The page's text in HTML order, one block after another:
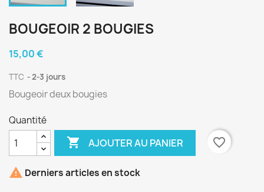
BOUGEOIR 2 BOUGIES
15,00 €
TTC 2-3 jours
Bougeoir deux bougies
Quantité
 AJOUTER AU PANIER favorite_border
 Derniers articles en stock